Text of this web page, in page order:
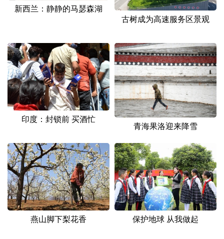
山东 河南 湖北 湖南
四川 贵州 云南 西藏
陕西 甘肃 青海 宁夏
新疆 内蒙古 黑龙江
English Español Français عربى
Русский язык 日本語 한국어
Deutsch Português
新西兰：静静的马瑟森湖
古树成为高速服务区景观
印度：封锁前 买酒忙
青海果洛迎来降雪
燕山脚下梨花香 保护地球 从我做起